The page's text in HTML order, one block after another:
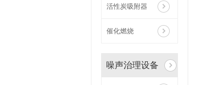
活性炭吸附器
催化燃烧
噪声治理设备